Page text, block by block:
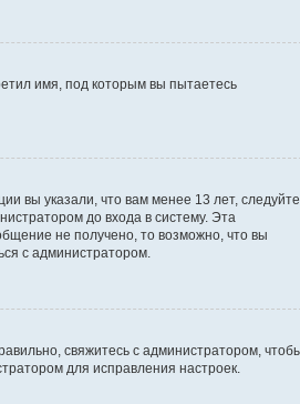
имя, под которым вы пытаетесь
вы указали, что вам менее 13 лет, следуйте
до входа в систему. Эта
не получено, то возможно, что вы
с администратором.
свяжитесь с администратором,
для исправления настроек.